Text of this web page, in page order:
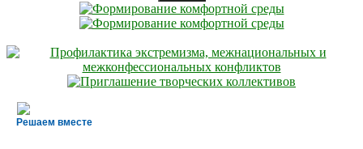
Решаем вместе